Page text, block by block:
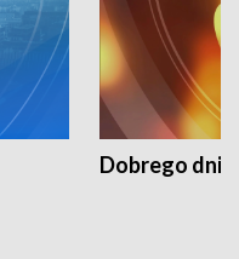
Dobrego dnia